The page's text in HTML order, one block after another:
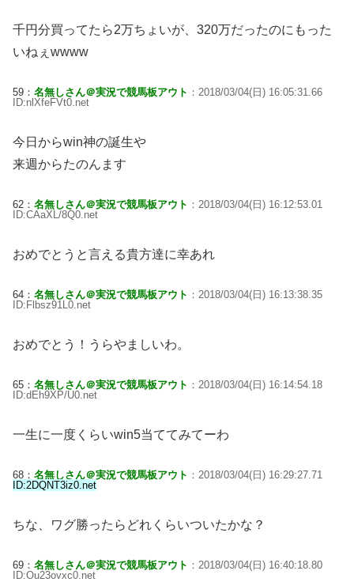
千円分買ってたら2万ちょいが、320万だったのにもった
いねぇwwww
59： 名無しさん＠実況で競馬板アウト ：2018/03/04(日) 16:05:31.66
ID:nlXfeFVt0.net
今日からwin神の誕生や
来週からたのんます
62： 名無しさん＠実況で競馬板アウト ：2018/03/04(日) 16:12:53.01
ID:CAaXL/8Q0.net
おめでとうと言える貴方達に幸あれ
64： 名無しさん＠実況で競馬板アウト ：2018/03/04(日) 16:13:38.35
ID:Flbsz91L0.net
おめでとう！うらやましいわ。
65： 名無しさん＠実況で競馬板アウト ：2018/03/04(日) 16:14:54.18
ID:dEh9XP/U0.net
一生に一度くらいwin5当ててみてーわ
68： 名無しさん＠実況で競馬板アウト ：2018/03/04(日) 16:29:27.71
ID:2DQNT3iz0.net
ちな、ワグ勝ったらどれくらいついたかな？
69： 名無しさん＠実況で競馬板アウト ：2018/03/04(日) 16:40:18.80
ID:Ou23ovxc0.net